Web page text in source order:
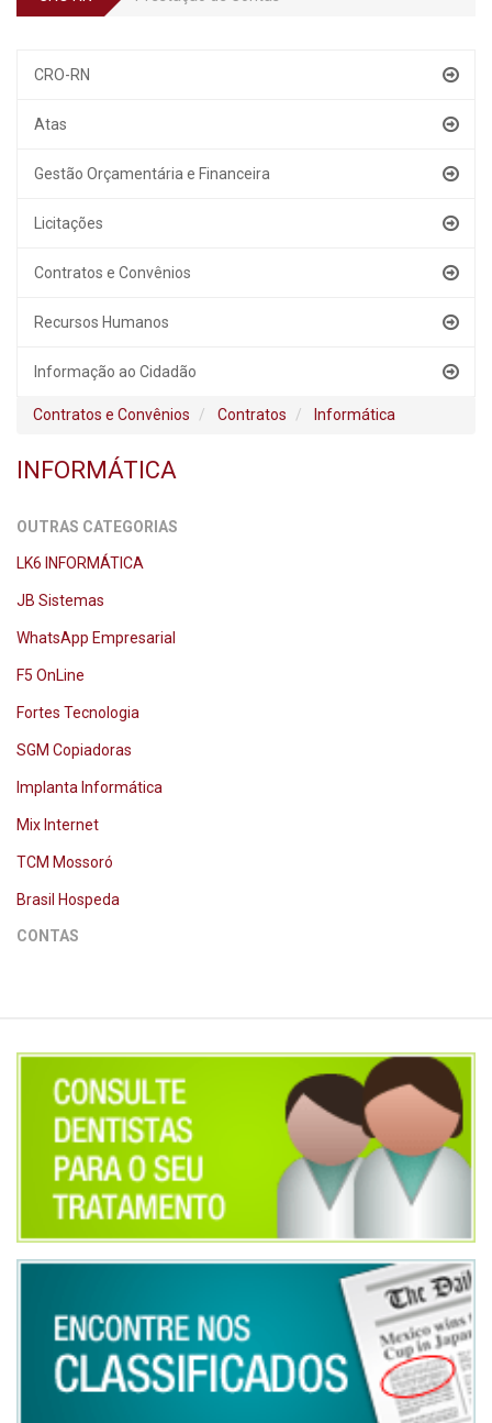
CRO-RN
Atas
Gestão Orçamentária e Financeira
Licitações
Contratos e Convênios
Recursos Humanos
Informação ao Cidadão
Contratos e Convênios Contratos Informática
INFORMÁTICA
OUTRAS CATEGORIAS
LK6 INFORMÁTICA
JB Sistemas
WhatsApp Empresarial
F5 OnLine
Fortes Tecnologia
SGM Copiadoras
Implanta Informática
Mix Internet
TCM Mossoró
Brasil Hospeda
CONTAS